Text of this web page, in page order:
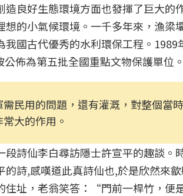
造良好生態環境方面也發揮了巨大
想的小氣候環境。一千多年來，漁
我國古代優秀的水利環保工程。
佈為第五批全國重點文物保護單位
需民用的問題，還有灌溉，對整個當
大的作用。
段詩仙李白尋訪隱士許宣平的趣談
的詩,感嘆道此真詩仙也,於是欣然來
住址，老翁笑答：“門前一桿竹，便